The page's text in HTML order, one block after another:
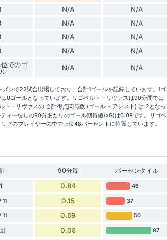
N/A N/A
N/A N/A
N/A N/A
N/A N/A
でのゴ
N/A N/A
ンで22試合出場しており、合計1ゴールを記録しています。1ゴ
0ゴールとなっています。リゴベルト・リヴァスは90分間では
・リヴァスの 合計得点関与数 (ゴール + アシスト) は 2となっ
ィーなしの90分あたりのゴール期待値(xG)は0.09です。リゴベ
グのプレイヤーの中で上位48パーセントに位置しています。
90分毎
パーセンタイル
0.84 46
11 0.15 37
11 0.69 50
0.08 87